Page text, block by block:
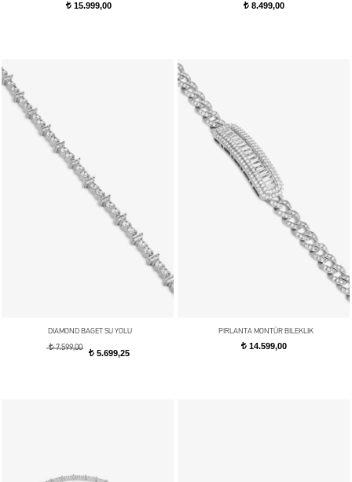
t15.999,00 t 8.499,00
DIAMOND BAGET SU YOLU
t7.599,00
t5.699,25
PIRLANTA MONTÜR BILEKLIK
t 14.599,00